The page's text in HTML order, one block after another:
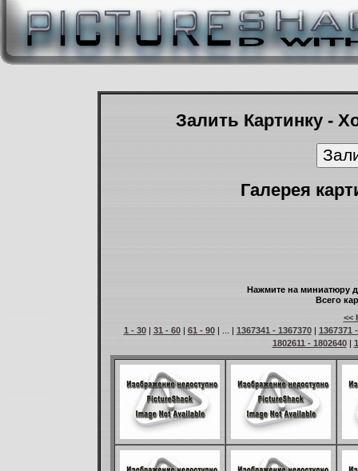
Залить Картинку -
Галерея
Нажмите на миниатюру
Всего
<<
1 - 30| 31 - 60| 61 - 90| ... | 1367341 - 1367370| 1367371
1802611 - 1802640|